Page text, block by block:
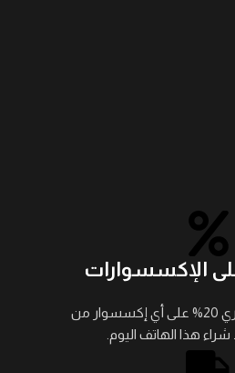
احصل على خصم فوري 20% على أي إكسسوار من
هذا الهاتف اليوم.